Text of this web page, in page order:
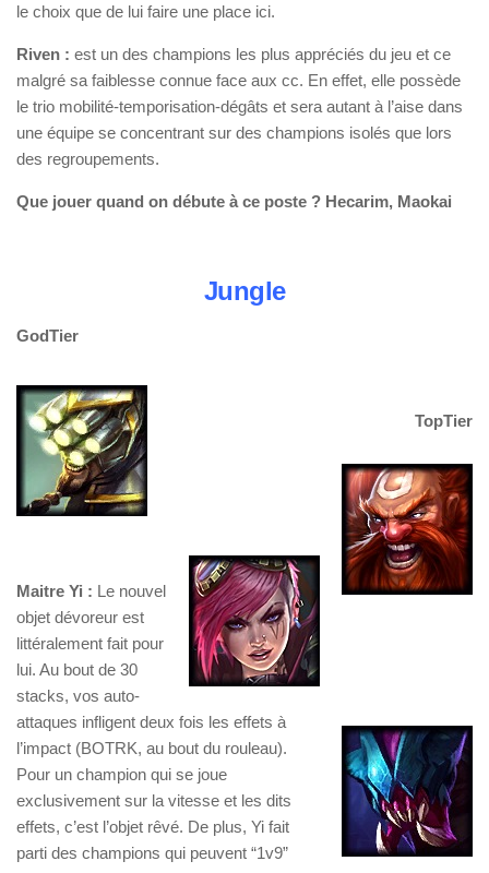
le choix que de lui faire une place ici.
Riven : est un des champions les plus appréciés du jeu et ce
malgré sa faiblesse connue face aux cc. En effet, elle possède
le trio mobilité-temporisation-dégâts et sera autant à l’aise dans
une équipe se concentrant sur des champions isolés que lors
des regroupements.
Que jouer quand on débute à ce poste ? Hecarim, Maokai
Jungle
GodTier
TopTier
Maitre Yi : Le nouvel
objet dévoreur est
littéralement fait pour
lui. Au bout de 30
stacks, vos auto-
attaques infligent deux fois les effets à
l’impact (BOTRK, au bout du rouleau).
Pour un champion qui se joue
exclusivement sur la vitesse et les dits
effets, c’est l’objet rêvé. De plus, Yi fait
parti des champions qui peuvent “1v9”